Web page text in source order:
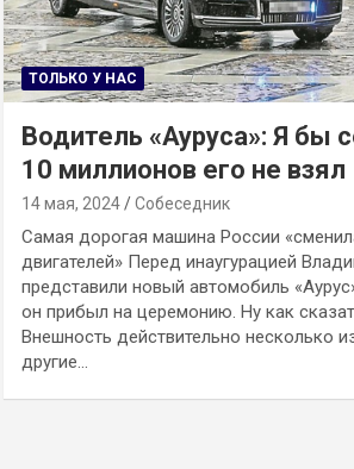
ТОЛЬКО У НАС
Водитель «Ауруса»: Я бы
10 миллионов его не взял
14 мая, 2024 Собеседник
Самая дорогая машина России
двигателей» Перед инаугурацией
представили новый автомобиль
он прибыл на церемонию. Ну как
Внешность действительно несколько
другие…